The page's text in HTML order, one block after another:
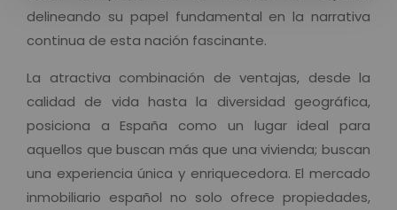
delineando su papel fundamental en la narrativa
continua de esta nación fascinante.
La atractiva combinación de ventajas, desde la
calidad de vida hasta la diversidad geográfica,
posiciona a España como un lugar ideal para
aquellos que buscan más que una vivienda; buscan
una experiencia única y enriquecedora. El mercado
inmobiliario español no solo ofrece propiedades,